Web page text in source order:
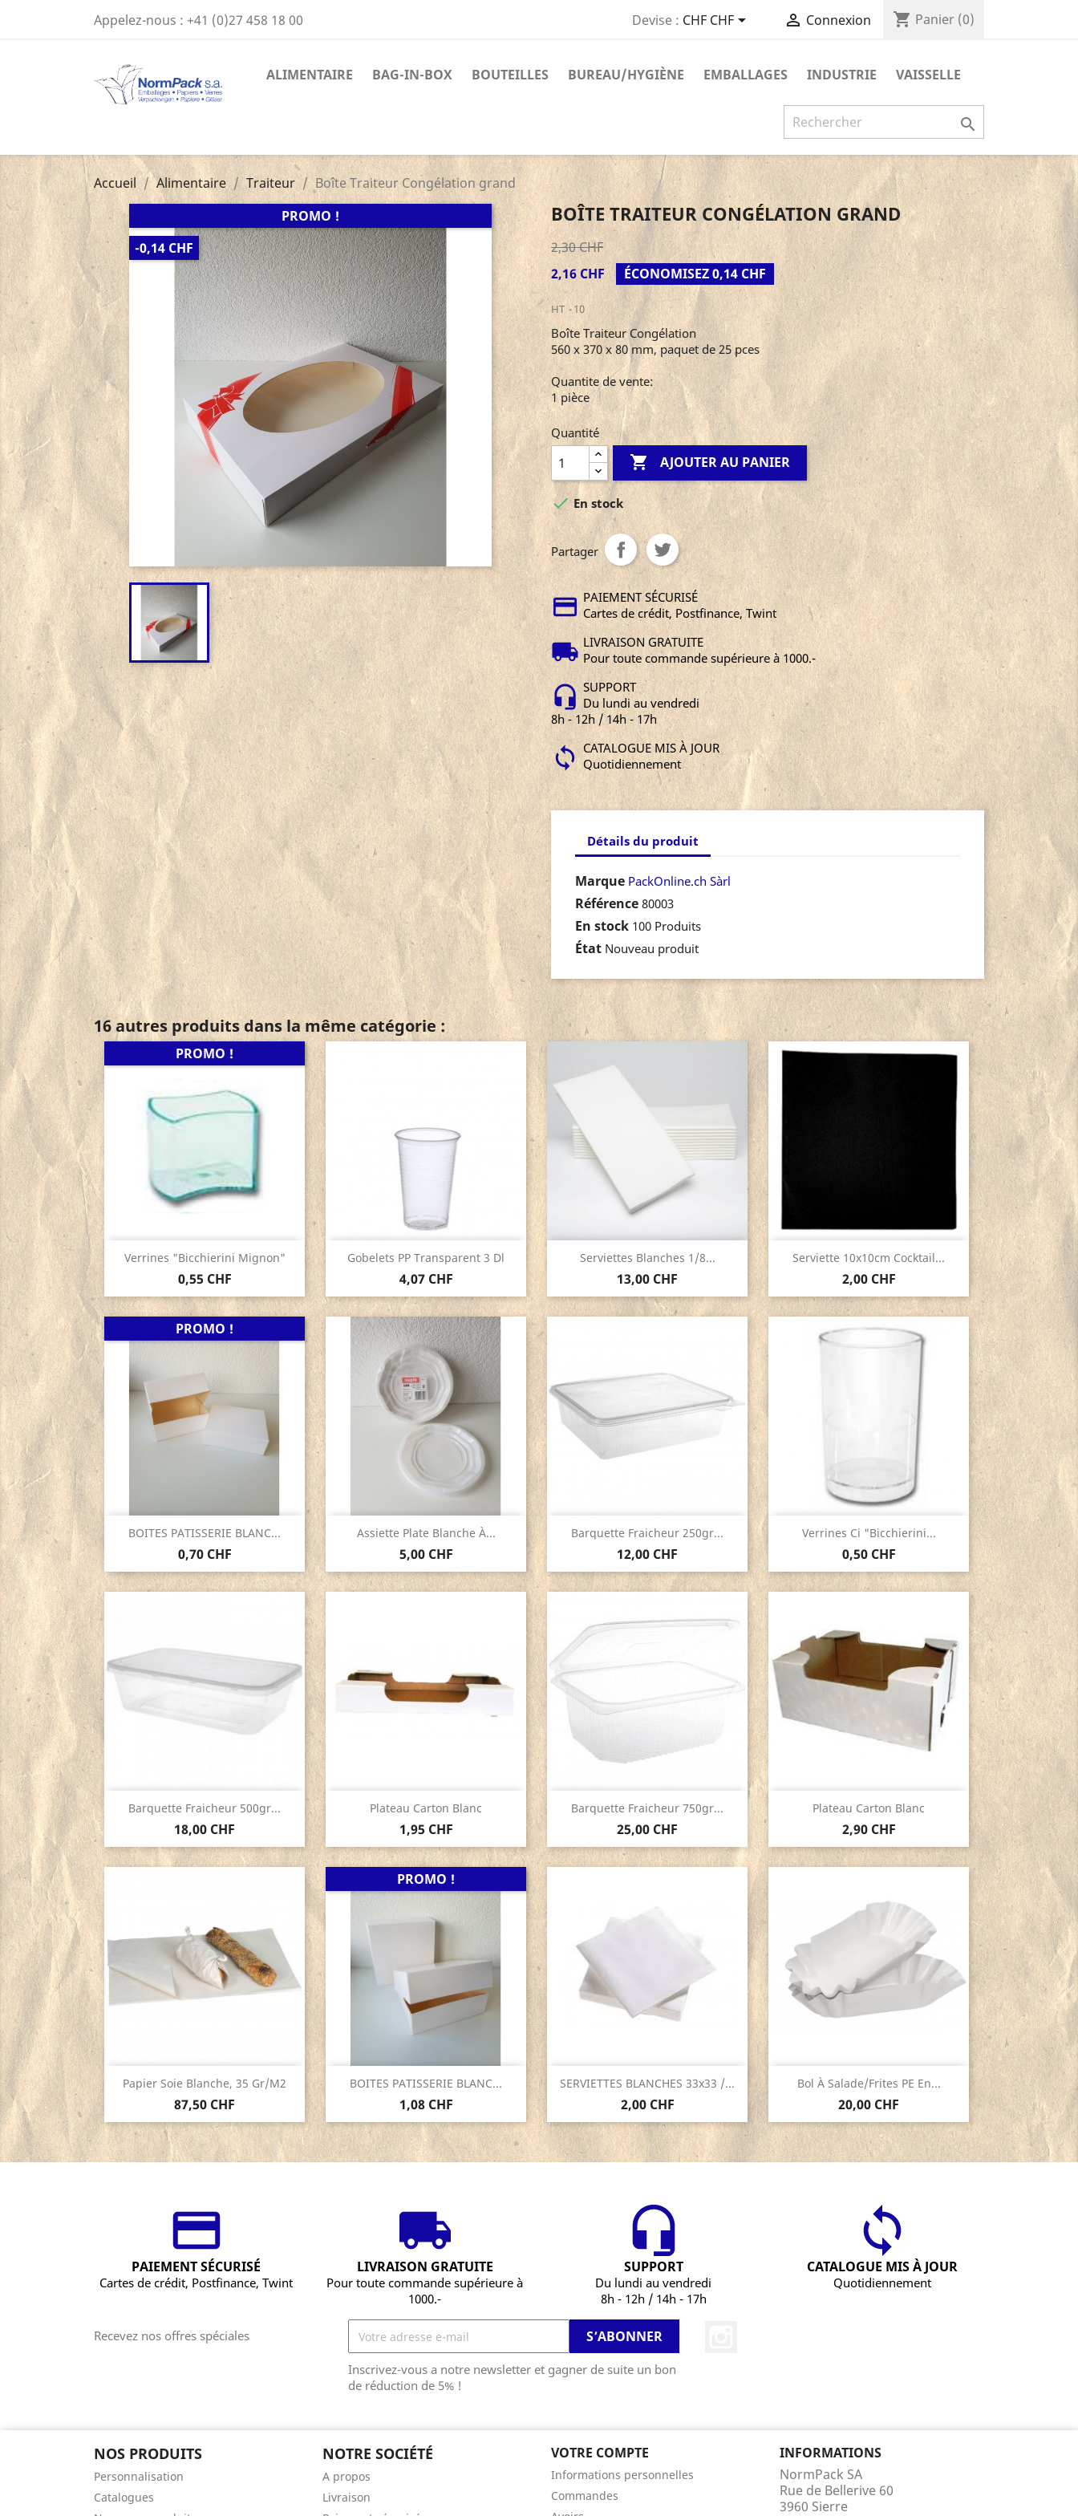
Appelez-nous : +41 (0)27 458 18 00 Devise : CHF CHF  Connexion shopping_cart Panier (0)
ALIMENTAIRE BAG-IN-BOX BOUTEILLES BUREAU/HYGIÈNE EMBALLAGES INDUSTRIE VAISSELLE

Accueil Alimentaire Traiteur
Boîte Traiteur Congélation grand
PROMO !
-0,14 CHF
BOÎTE TRAITEUR CONGÉLATION GRAND
2,30 CHF
2,16 CHF
ÉCONOMISEZ 0,14 CHF
HT 10
Boîte Traiteur Congélation
560 x 370 x 80 mm, paquet de 25 pces
Quantite de vente:
1 pièce
Quantité
 AJOUTER AU PANIER
En stock
Partager
PAIEMENT SÉCURISÉ
Cartes de crédit, Postfinance, Twint
LIVRAISON GRATUITE
Pour toute commande supérieure à 1000.-
SUPPORT
Du lundi au vendredi
8h - 12h / 14h - 17h
CATALOGUE MIS À JOUR
Quotidiennement
Détails du produit
Marque PackOnline.ch Sàrl
Référence 80003
En stock 100 Produits
État Nouveau produit
16 autres produits dans la même catégorie :
Verrines "Bicchierini Mignon"
0,55 CHF
PROMO !
 Aperçu rapide Gobelets PP Transparent 3 Dl
4,07 CHF
Aperçu rapide Serviettes Blanches 1/8...
13,00 CHF
Aperçu rapide Serviette 10x10cm Cocktail...
2,00 CHF
Aperçu rapide
BOITES PATISSERIE BLANC...
0,70 CHF
PROMO !
 Aperçu rapide Assiette Plate Blanche À...
5,00 CHF
Aperçu rapide Barquette Fraicheur 250gr...
12,00 CHF
Aperçu rapide Verrines Ci "Bicchierini...
0,50 CHF
Aperçu rapide
Barquette Fraicheur 500gr...
18,00 CHF
Aperçu rapide Plateau Carton Blanc
1,95 CHF
Aperçu rapide Barquette Fraicheur 750gr...
25,00 CHF
Aperçu rapide Plateau Carton Blanc
2,90 CHF
Aperçu rapide
Papier Soie Blanche, 35 Gr/m2
87,50 CHF
Aperçu rapide BOITES PATISSERIE BLANC...
1,08 CHF
PROMO !
 Aperçu rapide SERVIETTES BLANCHES 33x33 /...
2,00 CHF
Aperçu rapide Bol À Salade/Frites PE En...
20,00 CHF
Aperçu rapide
PAIEMENT SÉCURISÉ
Cartes de crédit, Postfinance, Twint
LIVRAISON GRATUITE
Pour toute commande supérieure à
1000.-
SUPPORT
Du lundi au vendredi
8h - 12h / 14h - 17h
CATALOGUE MIS À JOUR
Quotidiennement
Recevez nos offres spéciales
Inscrivez-vous a notre newsletter et gagner de suite un bon
de réduction de 5% !
NOS PRODUITS
Personnalisation
Catalogues
NOTRE SOCIÉTÉ
A propos
Livraison
VOTRE COMPTE
Informations personnelles
Commandes
INFORMATIONS
NormPack SA
Rue de Bellerive 60
3960 Sierre